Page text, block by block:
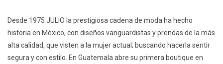
Desde 1975 JULIO la prestigiosa cadena de moda ha hecho
historia en México, con diseños vanguardistas y prendas de la más
alta calidad, que visten a la mujer actual; buscando hacerla sentir
segura y con estilo. En Guatemala abre su primera boutique en